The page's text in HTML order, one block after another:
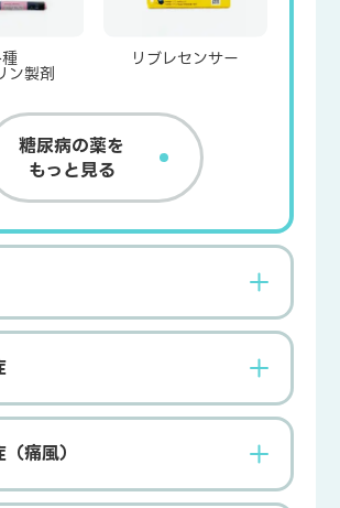
ン製剤
リブレセンサー
糖尿病の薬を
もっと見る
痛風）